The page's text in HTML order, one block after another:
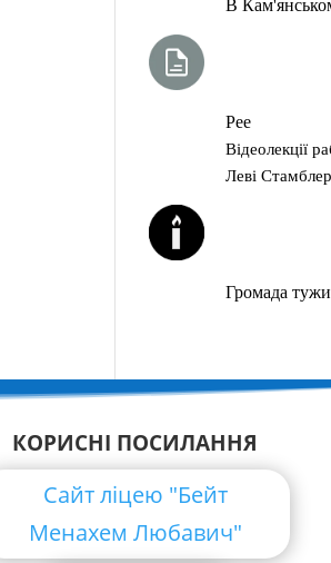
В
Рее
Відеолекції
Леві
Громада
КОРИСНІ ПОСИЛАННЯ
Сайт ліцею "Бейт
Менахем Любавич"